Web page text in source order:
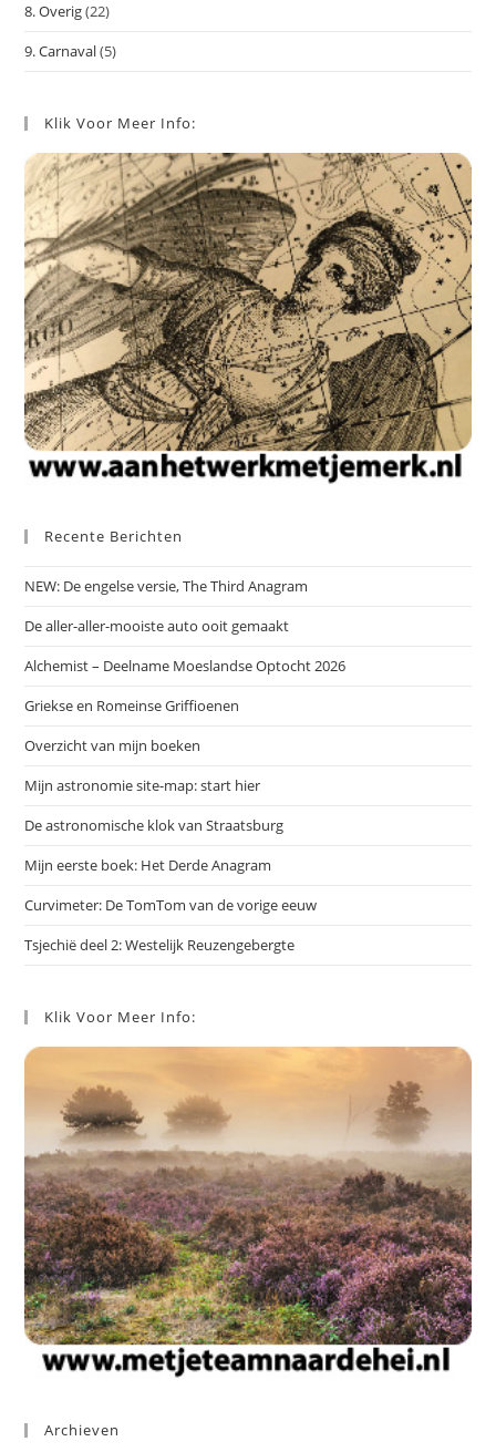
8. Overig(22)
9. Carnaval(5)
Klik Voor Meer Info:
Recente Berichten
NEW: De engelse versie, The Third Anagram
De aller-aller-mooiste auto ooit gemaakt
Alchemist – Deelname Moeslandse Optocht 2026
Griekse en Romeinse Griffioenen
Overzicht van mijn boeken
Mijn astronomie site-map: start hier
De astronomische klok van Straatsburg
Mijn eerste boek: Het Derde Anagram
Curvimeter: De TomTom van de vorige eeuw
Tsjechië deel 2: Westelijk Reuzengebergte
Klik Voor Meer Info:
Archieven